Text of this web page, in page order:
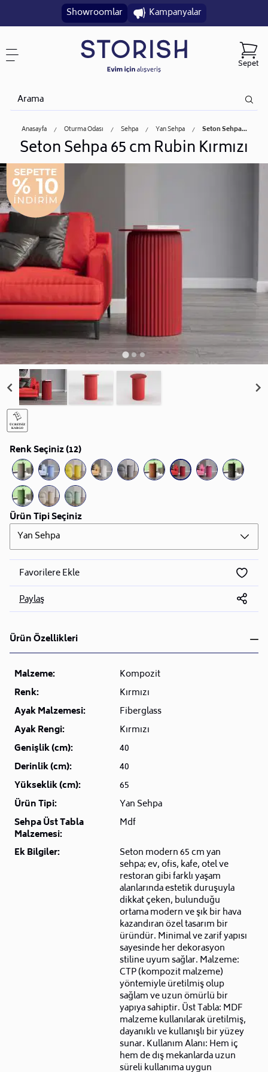
Showroomlar Kampanyalar
Sepet
Anasayfa Oturma Odası Sehpa Yan Sehpa Seton Sehpa...
Seton Sehpa 65 cm Rubin Kırmızı
Renk Seçiniz (12)
Ürün Tipi Seçiniz
Yan Sehpa
Favorilere Ekle
Paylaş
Ürün Özellikleri
Malzeme:
Kompozit
Renk:
Kırmızı
Ayak Malzemesi:
Fiberglass
Ayak Rengi:
Kırmızı
Genişlik (cm):
40
Derinlik (cm):
40
Yükseklik (cm):
65
Ürün Tipi:
Yan Sehpa
Sehpa Üst Tabla
Malzemesi:
Mdf
Ek Bilgiler:
Seton modern 65 cm yan
sehpa; ev, ofis, kafe, otel ve
restoran gibi farklı yaşam
alanlarında estetik duruşuyla
dikkat çeken, bulunduğu
ortama modern ve şık bir hava
kazandıran özel tasarım bir
üründür. Minimal ve zarif yapısı
sayesinde her dekorasyon
stiline uyum sağlar. Malzeme:
CTP (kompozit malzeme)
yöntemiyle üretilmiş olup
sağlam ve uzun ömürlü bir
yapıya sahiptir. Üst Tabla: MDF
malzeme kullanılarak üretilmiş,
dayanıklı ve kullanışlı bir yüzey
sunar. Kullanım Alanı: Hem iç
hem de dış mekanlarda uzun
süreli kullanıma uygun